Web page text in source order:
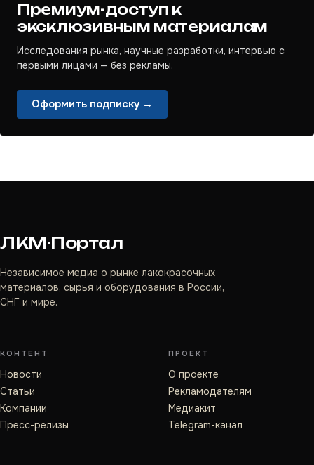
Премиум-доступ к
эксклюзивным материалам
Исследования рынка, научные разработки, интервью с
первыми лицами — без рекламы.
Оформить подписку →
ЛКМ·Портал
Независимое медиа о рынке лакокрасочных
материалов, сырья и оборудования в России,
СНГ и мире.
КОНТЕНТ
Новости
Статьи
Компании
Пресс-релизы
ПРОЕКТ
О проекте
Рекламодателям
Медиакит
Telegram-канал